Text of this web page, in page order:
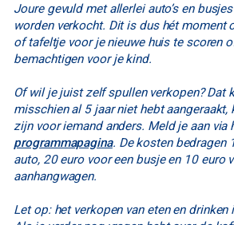
Joure gevuld met allerlei auto’s en
worden verkocht. Dit is dus hét moment
of tafeltje voor je nieuwe huis te scoren
bemachtigen voor je kind.
Of wil je juist zelf spullen verkopen? Dat
misschien al 5 jaar niet hebt aangeraakt,
zijn voor iemand anders. Meld je aan via
programmapagina. De kosten bedragen
auto, 20 euro voor een busje en 10 euro
aanhangwagen.
Let op: het verkopen van eten en drinken